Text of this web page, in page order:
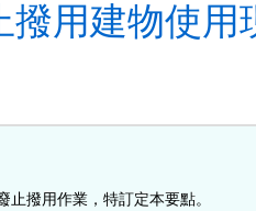
撥用建物使用
撥用作業，特訂定本要點。